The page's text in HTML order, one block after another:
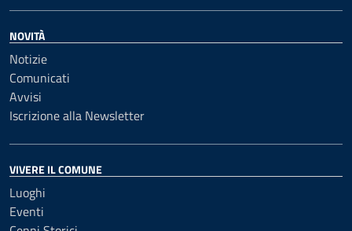
NOVITÀ
Notizie
Comunicati
Avvisi
Iscrizione alla Newsletter
VIVERE IL COMUNE
Luoghi
Eventi